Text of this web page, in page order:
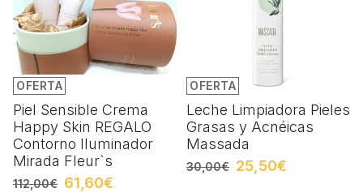
OFERTA
Piel Sensible Crema
Happy Skin REGALO
Contorno Iluminador
Mirada Fleur`s
112,00€ 61,60€
OFERTA
Leche Limpiadora Pieles
Grasas y Acnéicas
Massada
30,00€ 25,50€